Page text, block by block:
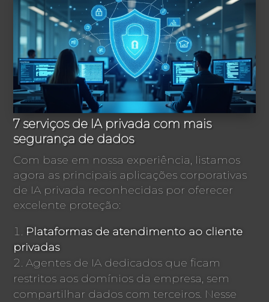
7 serviços de IA privada com mais
segurança de dados
Com base em nossa experiência, listamos
agora as principais aplicações corporativas
de IA privada reconhecidas por oferecer
excelente proteção:
Plataformas de atendimento ao cliente
privadas
Agentes de IA dedicados que ficam
restritos aos domínios da empresa, sem
compartilhar dados com terceiros. Nesse